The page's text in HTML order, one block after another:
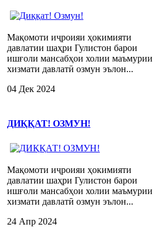
Мақомоти иҷроияи ҳокимияти
давлатии шаҳри Гулистон барои
ишғоли мансабҳои холии маъмурии
хизмати давлатӣ озмун эълон...
04 Дек 2024
ДИҚҚАТ! ОЗМУН!
Мақомоти иҷроияи ҳокимияти
давлатии шаҳри Гулистон барои
ишғоли мансабҳои холии маъмурии
хизмати давлатӣ озмун эълон...
24 Апр 2024